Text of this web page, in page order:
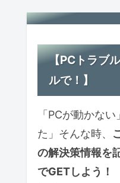
【PCトラブ
ルで！】
「PCが動かな
た」そんな時、
の解決策情報を
でGETしよう！